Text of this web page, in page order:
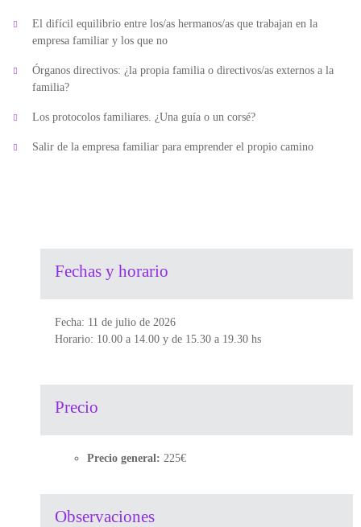
El difícil equilibrio entre los/as hermanos/as que trabajan en la
empresa familiar y los que no
Órganos directivos: ¿la propia familia o directivos/as externos a la
familia?
Los protocolos familiares. ¿Una guía o un corsé?
Salir de la empresa familiar para emprender el propio camino
Fechas y horario
Fecha: 11 de julio de 2026
Horario: 10.00 a 14.00 y de 15.30 a 19.30 hs
Precio
Precio general: 225€
Observaciones